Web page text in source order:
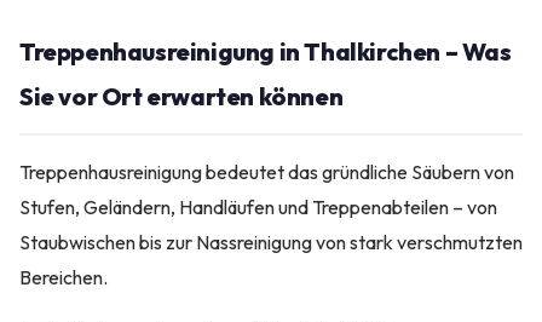
Treppenhausreinigung in Thalkirchen – Was
Sie vor Ort erwarten können
Treppenhausreinigung bedeutet das gründliche Säubern von
Stufen, Geländern, Handläufen und Treppenabteilen – von
Staubwischen bis zur Nassreinigung von stark verschmutzten
Bereichen.